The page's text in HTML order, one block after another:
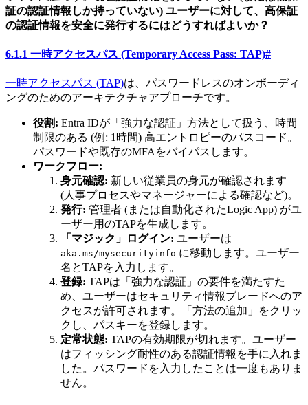
証の認証情報しか持っていない) ユーザーに対して、高保証
の認証情報を安全に発行するにはどうすればよいか？
6.1.1 一時アクセスパス (Temporary Access Pass: TAP)#
一時アクセスパス (TAP)は、パスワードレスのオンボーディ
ングのためのアーキテクチャアプローチです。
役割: Entra IDが「強力な認証」方法として扱う、時間
制限のある (例: 1時間) 高エントロピーのパスコード。
パスワードや既存のMFAをバイパスします。
ワークフロー:
身元確認: 新しい従業員の身元が確認されます
(人事プロセスやマネージャーによる確認など)。
発行: 管理者 (または自動化されたLogic App) がユ
ーザー用のTAPを生成します。
「マジック」ログイン: ユーザーは
aka.ms/mysecurityinfo に移動します。ユーザー
名とTAPを入力します。
登録: TAPは「強力な認証」の要件を満たすた
め、ユーザーはセキュリティ情報ブレードへのア
クセスが許可されます。「方法の追加」をクリッ
クし、パスキーを登録します。
定常状態: TAPの有効期限が切れます。ユーザー
はフィッシング耐性のある認証情報を手に入れま
した。パスワードを入力したことは一度もありま
せん。